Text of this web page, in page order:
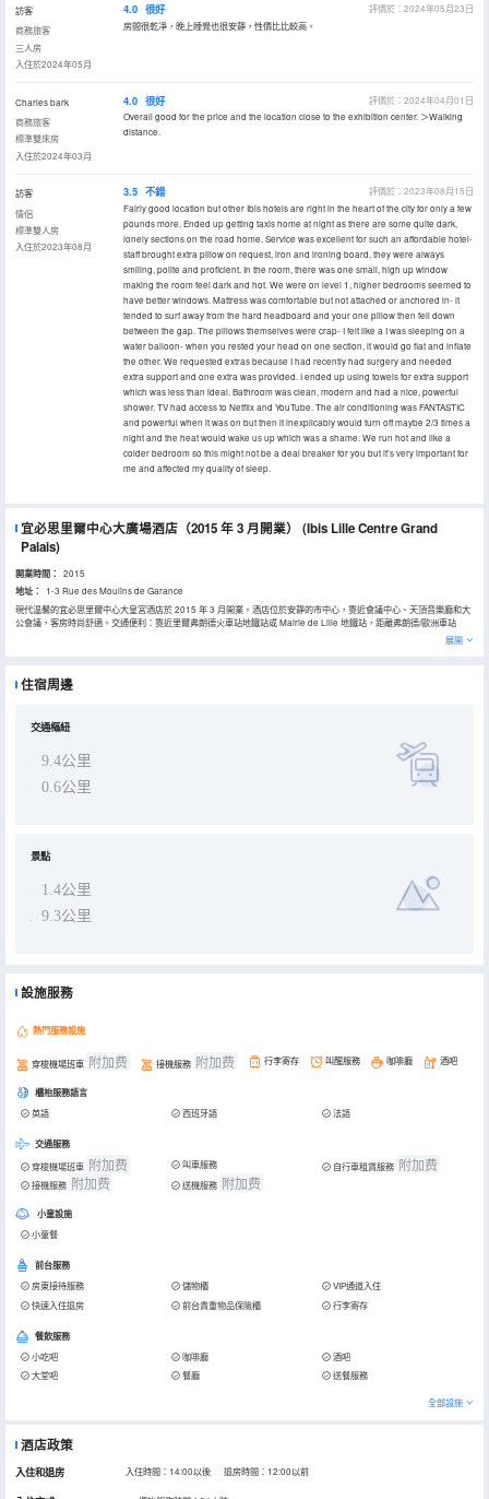
訪客
商務旅客
三人房
入住於2024年05月
4.0 很好
評價於：2024年05月23日
房間很乾凈，晚上睡覺也很安靜，性價比比較高。
Charles bark
商務旅客
標準雙床房
入住於2024年03月
4.0 很好
評價於：2024年04月01日
Overall good for the price and the location close to the exhibition center. ＞Walking
distance.
訪客
情侶
標準雙人房
入住於2023年08月
3.5 不錯
評價於：2023年08月15日
Fairly good location but other Ibis hotels are right in the heart of the city for only a few
pounds more. Ended up getting taxis home at night as there are some quite dark,
lonely sections on the road home. Service was excellent for such an affordable hotel-
staff brought extra pillow on request, iron and ironing board, they were always
smiling, polite and proficient. In the room, there was one small, high up window
making the room feel dark and hot. We were on level 1, higher bedrooms seemed to
have better windows. Mattress was comfortable but not attached or anchored in- it
tended to surf away from the hard headboard and your one pillow then fell down
between the gap. The pillows themselves were crap- I felt like a I was sleeping on a
water balloon- when you rested your head on one section, it would go flat and inflate
the other. We requested extras because I had recently had surgery and needed
extra support and one extra was provided. I ended up using towels for extra support
which was less than ideal. Bathroom was clean, modern and had a nice, powerful
shower. TV had access to Netflix and YouTube. The air conditioning was FANTASTIC
and powerful when it was on but then it inexplicably would turn off maybe 2/3 times a
night and the heat would wake us up which was a shame. We run hot and like a
colder bedroom so this might not be a deal breaker for you but it’s very important for
me and affected my quality of sleep.
宜必思里爾中心大廣場酒店（2015 年 3 月開業） (Ibis Lille Centre Grand
Palais)
開業時間： 2015
地址：
1-3 Rue des Moulins de Garance
現代温馨的宜必思里爾中心大皇宮酒店於 2015 年 3 月開業。酒店位於安靜的市中心，靠近會議中心、天頂音樂廳和大
公會議，客房時尚舒適。交通便利：靠近里爾弗朗德火車站地鐵站或 Mairie de Lille 地鐵站，距離弗朗德/歐洲車站
展開
住宿周邊
交通樞紐
9.4公里
0.6公里
景點
1.4公里
9.3公里
設施服務
熱門服務設施
穿梭機場班車 附加费 接機服務 附加费 行李寄存 叫醒服務 咖啡廳 酒吧
櫃枱服務語言
英語 西班牙語 法語
交通服務
穿梭機場班車 附加费 叫車服務 自行車租賃服務 附加费
接機服務 附加费 送機服務 附加费
小童設施
小童餐
前台服務
房東接待服務 儲物櫃
VIP通道入住
快速入住退房
前台貴重物品保險櫃 行李寄存
餐飲服務
小吃吧 咖啡廳
酒吧
大堂吧
餐廳 送餐服務
全部設施
酒店政策
入住和退房 入住時間：14:00以後 退房時間：12:00以前